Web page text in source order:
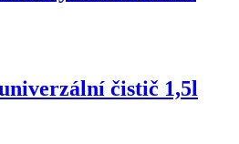
čistič 1,5l